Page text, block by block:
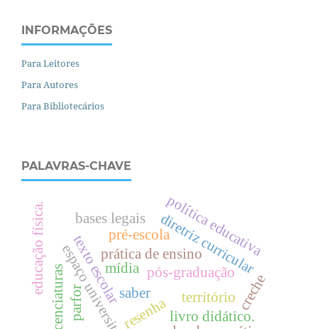
INFORMAÇÕES
Para Leitores
Para Autores
Para Bibliotecários
PALAVRAS-CHAVE
resenha território
diretriz curricular
prática de ensino
texto escolar
espaço universitário pós-graduação
saber
política educativa
mídia
livro didático.
licenciaturas parfor
e
d
u
c
a
ç
ã
o
f
í
s
i
c
a
. pré-escola
creche
bases legais